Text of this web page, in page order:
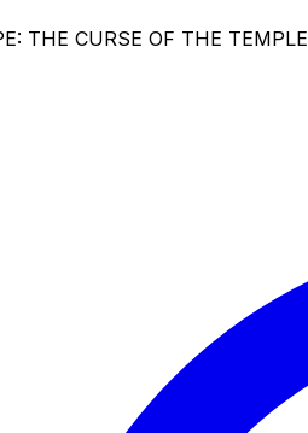
THE CURSE OF THE TEMPLE